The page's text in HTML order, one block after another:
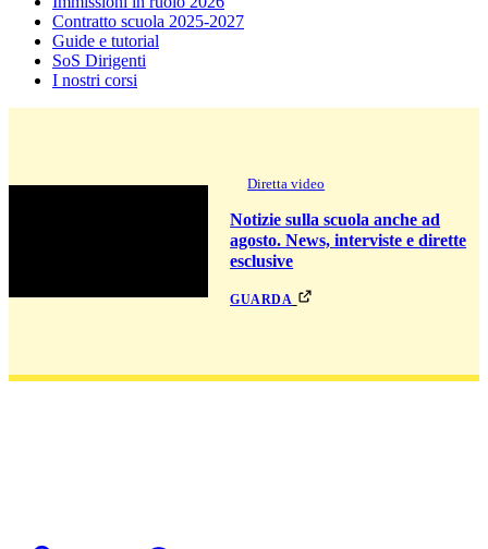
Contratto scuola 2025-2027
Guide e tutorial
SoS Dirigenti
I nostri corsi
Diretta video
Notizie sulla scuola anche ad
agosto. News, interviste e dirette
esclusive
guarda